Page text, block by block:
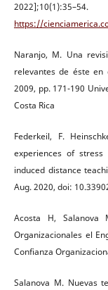
https://
Naranjo, M. Una
relevantes de éste en
2009, pp. 171-190
Costa Rica
Federkeil, F.
experiences of
induced distance
Aug. 2020, doi:
Acosta H, Salanova
Organizacionales el
Confianza
Salanova M. Nuevas